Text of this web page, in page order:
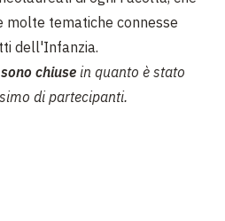
tematiche connesse
dell'Infanzia.
chiusein quanto è stato
di partecipanti.